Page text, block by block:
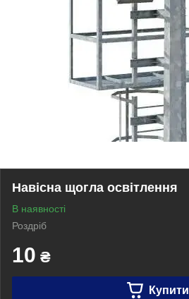
Навісна щогла освітлення
В наявності
Роздріб
10 ₴
Купити